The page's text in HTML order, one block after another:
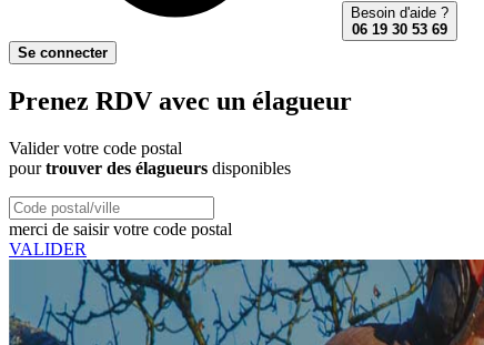
Besoin d'aide ?
06 19 30 53 69
Se connecter
Prenez RDV avec un élagueur
Valider votre code postal
pourtrouver des élagueurs disponibles
merci de saisir votre code postal
VALIDER